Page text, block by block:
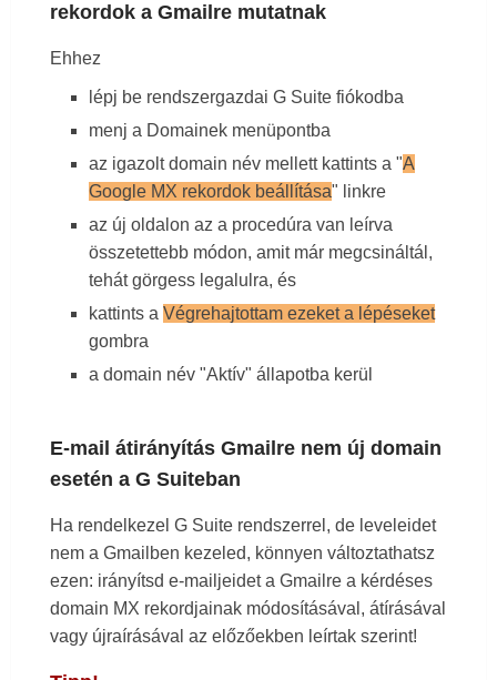
rekordok a Gmailre mutatnak
Ehhez
lépj be rendszergazdai G Suite fiókodba
menj a Domainek menüpontba
az igazolt domain név mellett kattints a "A
Google MX rekordok beállítása" linkre
az új oldalon az a procedúra van leírva
összetettebb módon, amit már megcsináltál,
tehát görgess legalulra, és
kattints a Végrehajtottam ezeket a lépéseket
gombra
a domain név "Aktív" állapotba kerül
E-mail átirányítás Gmailre nem új domain
esetén a G Suiteban
Ha rendelkezel G Suite rendszerrel, de leveleidet
nem a Gmailben kezeled, könnyen változtathatsz
ezen: irányítsd e-mailjeidet a Gmailre a kérdéses
domain MX rekordjainak módosításával, átírásával
vagy újraírásával az előzőekben leírtak szerint!